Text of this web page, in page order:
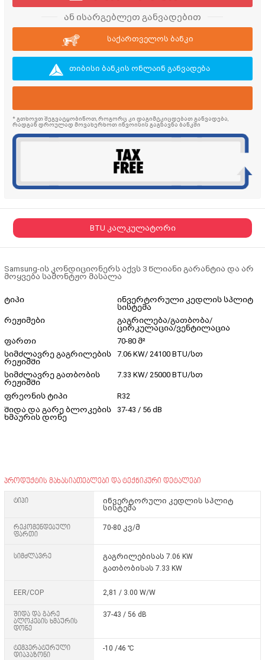
ან ისარგებლეთ განვადებით
საქართველოს ბანკი
თიბისი ბანკის ონლაინ განვადება
* გთხოვთ შეგვატყობინოთ, როგორც კი დაგიმტკიცდებათ განვადება,
რადგან დროულად მოვახერხოთ ინვოისის გაგზავნა ბანკში
BTU კალკულატორი
Samsung-ის კონდიციონერს აქვს 3 წლიანი გარანტია და არ
მოყვება სამონტჟო მასალა
ტიპი
ინვერტორული კედლის სპლიტ
სისტემა
რეჟიმები
გაგრილება/გათბობა/
ცირკულაცია/ვენტილაცია
ფართი
70-80 მ²
სიმძლავრე გაგრილების
რეჟიმში
7.06 KW/ 24100 BTU/სთ
სიმძლავრე გათბობის
რეჟიმში
7.33 KW/ 25000 BTU/სთ
ფრეონის ტიპი
R32
შიდა და გარე ბლოკების
ხმაურის დონე
37-43 / 56 dB
პროდუქტის მახასიათებლები და ტექნიკური დეტალები
ტიპი
ინვერტორული კედლის სპლიტ
სისტემა
რეკომენდებული
ფართი
70-80 კვ/მ
სიმძლავრე
გაგრილებისას 7.06 KW
გათბობისას 7.33 KW
EER/COP 2,81 / 3.00 W/W
შიდა და გარე
ბლოკების ხმაურის
დონე
37-43 / 56 dB
ტემპერატურული
დიაპაზონი
-10 /46 ℃